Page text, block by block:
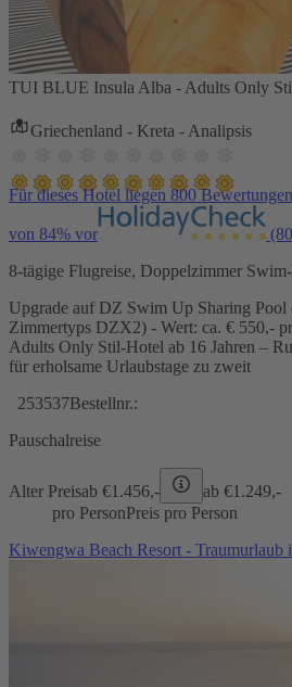
TUI BLUE Insula Alba - Adults Only
Griechenland - Kreta - Analipsis
Für dieses Hotel liegen 800
von 84% vor
8-tägige Flugreise, Doppelzimmer
Upgrade auf DZ Swim Up Sharing Pool
Zimmertyps DZX2) - Wert: ca. € 550,-
Adults Only Stil-Hotel ab 16 Jahren –
für erholsame Urlaubstage zu zweit
253537Bestellnr.:
Pauschalreise
Alter Preisab €1.456,- ab €1.249,-
pro PersonPreis pro Person
Kiwengwa Beach Resort - Traumurlaub